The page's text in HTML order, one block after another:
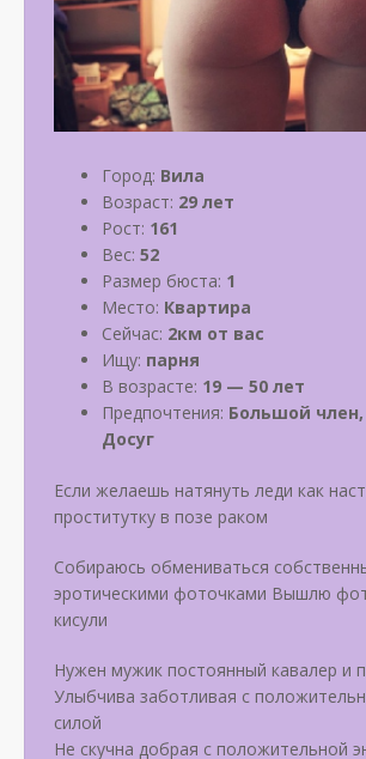
Город: Вила
Возраст: 29 лет
Рост: 161
Вес: 52
Размер бюста: 1
Место: Квартира
Сейчас: 2км от вас
Ищу: парня
В возрасте: 19 — 50 лет
Предпочтения: Большой
Досуг
Если желаешь натянуть леди как
проститутку в позе раком
Собираюсь обмениваться
эротическими фоточками Вышлю
кисули
Нужен мужик постоянный кавалер и
Улыбчива заботливая с
силой
Не скучна добрая с положительной